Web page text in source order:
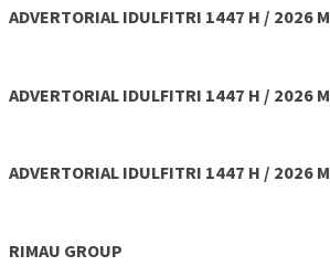
ADVERTORIAL IDULFITRI 1447 H / 2026 M
ADVERTORIAL IDULFITRI 1447 H / 2026 M
ADVERTORIAL IDULFITRI 1447 H / 2026 M
RIMAU GROUP